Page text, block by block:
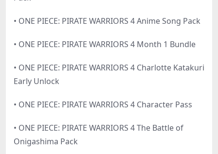
• ONE PIECE: PIRATE WARRIORS 4 Anime Song Pack
• ONE PIECE: PIRATE WARRIORS 4 Month 1 Bundle
• ONE PIECE: PIRATE WARRIORS 4 Charlotte Katakuri
Early Unlock
• ONE PIECE: PIRATE WARRIORS 4 Character Pass
• ONE PIECE: PIRATE WARRIORS 4 The Battle of
Onigashima Pack